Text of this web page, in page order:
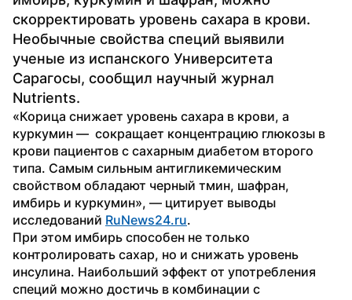
скорректировать уровень сахара в крови.
Необычные свойства специй выявили
ученые из испанского Университета
Сарагосы, сообщил научный журнал
Nutrients.
«Корица снижает уровень сахара в крови, а
куркумин —  сокращает концентрацию глюкозы в
крови пациентов с сахарным диабетом второго
типа. Самым сильным антигликемическим
свойством обладают черный тмин, шафран,
имбирь и куркумин», — цитирует выводы
исследований RuNews24.ru.
При этом имбирь способен не только
контролировать сахар, но и снижать уровень
инсулина. Наибольший эффект от употребления
специй можно достичь в комбинации с